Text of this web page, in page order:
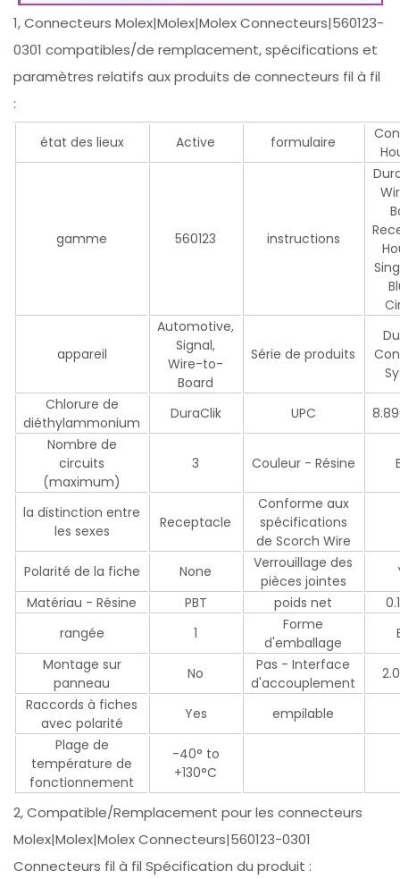
1, Connecteurs Molex|Molex|Molex Connecteurs|560123-
0301 compatibles/de remplacement, spécifications et
paramètres relatifs aux produits de connecteurs fil à fil
:
état des lieux Active formulaire
gamme 560123 instructions
appareil
Automotive,
Signal,
Wire-to-
Board
Série de produits
Chlorure de
diéthylammonium
DuraClik UPC
Nombre de
circuits
(maximum)
3 Couleur - Résine
la distinction entre
les sexes
Receptacle
Conforme aux
spécifications
de Scorch Wire
Polarité de la fiche
None
Verrouillage des
pièces jointes
Matériau - Résine
PBT poids net
rangée
1
Forme
d'emballage
Montage sur
panneau
No
Pas - Interface
d'accouplement
Raccords à fiches
avec polarité
Yes
empilable
Plage de
température de
fonctionnement
-40° to
+130°C
2, Compatible/Remplacement pour les connecteurs
Molex|Molex|Molex Connecteurs|560123-0301
Connecteurs fil à fil Spécification du produit :